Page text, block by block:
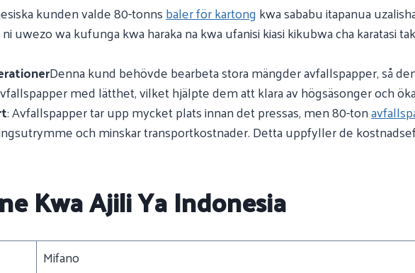
kunden valde 80-tonnsbaler för kartongkwa sababu itapanua
uwezo wa kufunga kwa haraka na kwa ufanisi kiasi kikubwa cha karatasi
Denna kund behövde bearbeta stora mängder avfallspapper, så
med lätthet, vilket hjälpte dem att klara av högsäsonger och
: Avfallspapper tar upp mycket plats innan det pressas, men 80-ton
och minskar transportkostnader. Detta uppfyller de
Kwa Ajili Ya Indonesia
Mifano